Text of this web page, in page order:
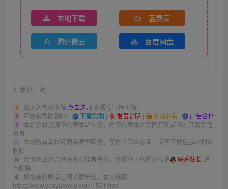
本地下载 蓝奏云
腾讯微云 百度网盘
© 版权声明
1 如果您喜欢本站 点击这儿 多帮忙宣传本站！
2 可能会帮助到你： 下载帮助 | 报毒说明 | 进站必看 | 广告合作
3
本站素材资源不代表本站立场，并不代表本站赞同其观点和对其真实性
负责
4
本站所有素材资源来源于网络，仅供学习与参考，请于下载后24小时内
删除
5 若作商业用途请联系原作者授权，若侵犯了您的权益请 联系站长 进
行删除
6
如需要转载请注明文章出处，本文链接：
https://www.youyuanvip.com/1551.html